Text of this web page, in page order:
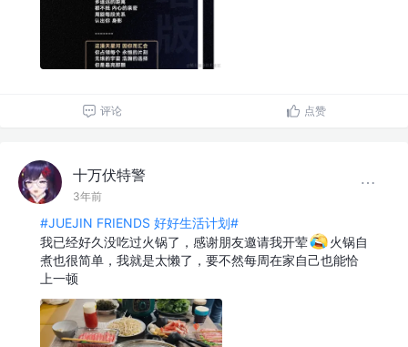
评论 点赞
十万伏特警
3年前
#JUEJIN FRIENDS 好好生活计划#
我已经好久没吃过火锅了，感谢朋友邀请我开荤
火锅自
煮也很简单，我就是太懒了，要不然每周在家自己也能恰
上一顿